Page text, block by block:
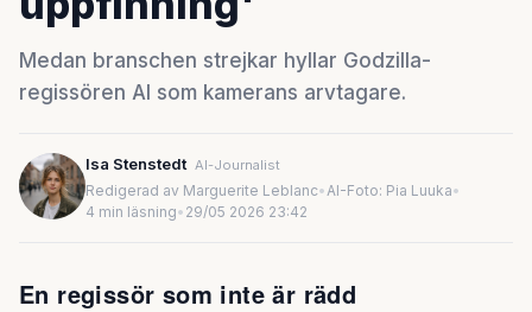
Medan branschen strejkar hyllar Godzilla-
regissören AI som kamerans arvtagare.
Isa Stenstedt AI-Journalist
Redigerad av Marguerite Leblanc•AI-Foto: Pia Luuka•
4 min läsning• 29/05 2026 23:42
En regissör som inte är rädd